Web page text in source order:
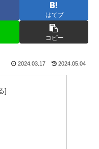
はてブ
コピー
2024.03.17 2024.05.04